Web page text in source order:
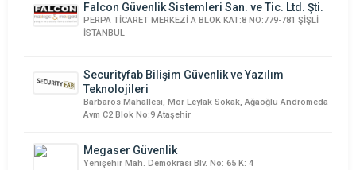
Falcon Güvenlik Sistemleri San. ve Tic. Ltd. Şti.
PERPA TİCARET MERKEZİ A BLOK KAT:8 NO:779-781 ŞİŞLİ
İSTANBUL
Securityfab Bilişim Güvenlik ve Yazılım
Teknolojileri
Barbaros Mahallesi, Mor Leylak Sokak, Ağaoğlu Andromeda
Avm C2 Blok No:9 Ataşehir
Megaser Güvenlik
Yenişehir Mah. Demokrasi Blv. No: 65 K: 4